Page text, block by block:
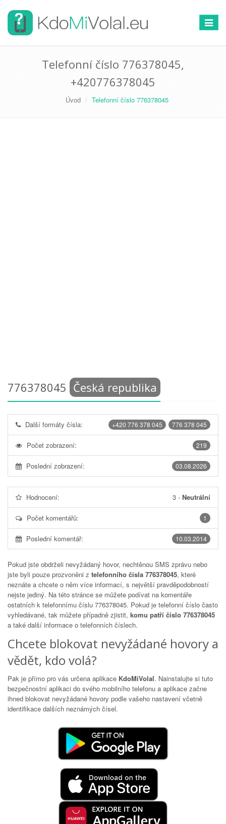
Telefonní číslo 776378045,
+420776378045
Úvod Telefonní číslo 776378045
776378045 Česká republika
776 378 045
+420 776 378 045
Další formáty čísla:
219
Počet zobrazení:
03.08.2026
Poslední zobrazení:
Hodnocení: 3 - Neutrální
1
Počet komentářů:
10.03.2014
Poslední komentář:
Pokud jste obdrželi nevyžádaný hovor, nechtěnou SMS zprávu nebo
jste byli pouze prozvoněni z telefonního čísla 776378045, které
neznáte a chcete o něm více informací, s největší pravděpodobností
nejste jediný. Na této stránce se můžete podívat na komentáře
ostatních k telefonnímu číslu 776378045. Pokud je telefonní číslo často
vyhledávané, tak můžete případně zjistit, komu patří číslo 776378045
a také další informace o telefonních číslech.
Chcete blokovat nevyžádané hovory a
vědět, kdo volá?
Pak je přímo pro vás určena aplikace KdoMiVolal. Nainstalujte si tuto
bezpečnostní aplikaci do svého mobilního telefonu a aplikace začne
ihned blokovat nevyžádané hovory podle vašeho nastavení včetně
identifikace dalších neznámých čísel.